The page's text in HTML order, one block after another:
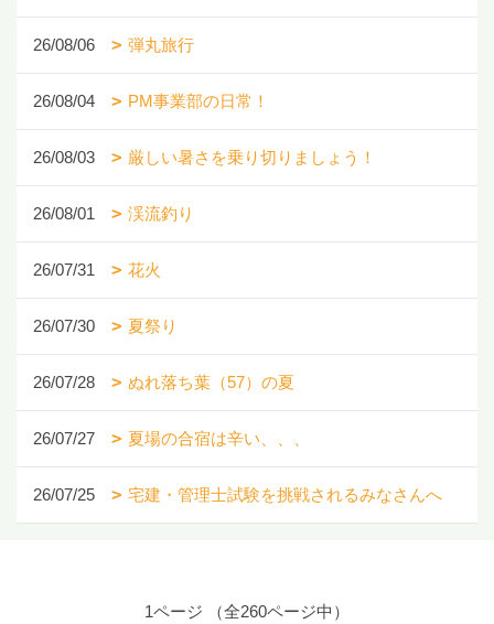
26/08/06 弾丸旅行
26/08/04 PM事業部の日常！
26/08/03 厳しい暑さを乗り切りましょう！
26/08/01 渓流釣り
26/07/31 花火
26/07/30 夏祭り
26/07/28 ぬれ落ち葉（57）の夏
26/07/27 夏場の合宿は辛い、、、
26/07/25 宅建・管理士試験を挑戦されるみなさんへ
1ページ （全260ページ中）